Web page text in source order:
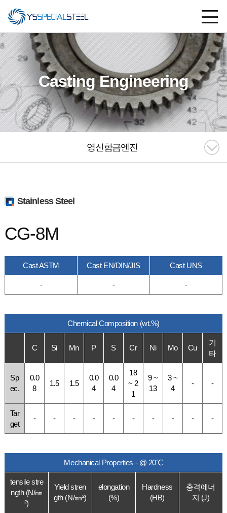
Casting Engineering
영신합금엔진
Stainless Steel
CG-8M
Cast ASTM Cast EN/DIN/JIS Cast UNS
- - -
Chemical Composition (wt.%)
C Si Mn P S Cr Ni Mo Cu
기
타
Sp
ec.
0.0
8
1.5 1.5
0.0
4
0.0
4
18
~ 2
1
9 ~
13
3 ~
4
- -
Tar
get
- - - - - - - - - -
Mechanical Properties - @ 20℃
tensile stre
ngth (N/㎜
²)
Yield stren
gth (N/㎜²)
elongation
(%)
Hardness
(HB)
충격에너
지 (J)